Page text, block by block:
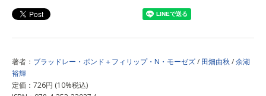
著者： ブラッドレー・ボンド＋フィリップ・N・モーゼズ/ 田畑由秋/余湖
裕輝
定価：726円 (10%税込)